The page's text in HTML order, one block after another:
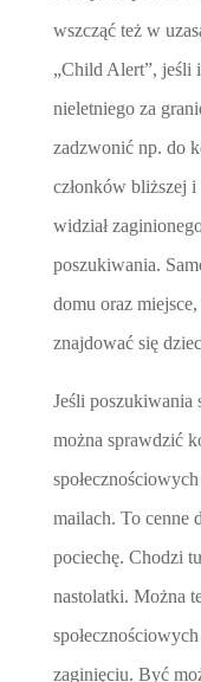
wszcząć też w
„Child Alert”, jeśli
nieletniego za
zadzwonić np. do
członków bliższej
widział
poszukiwania.
domu oraz
znajdować się
Jeśli poszukiwania
można sprawdzić
mailach. To cenne
pociechę. Chodzi
nastolatki. Można
zaginięciu. Być